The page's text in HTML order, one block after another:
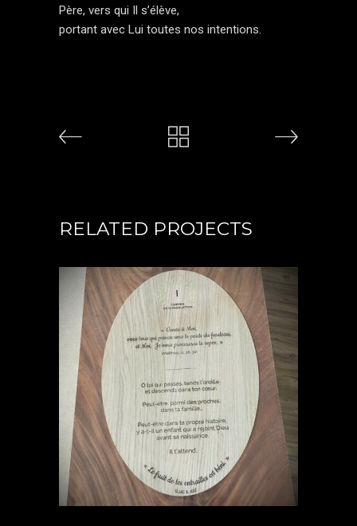
Père, vers qui Il s’élève,
portant avec Lui toutes nos intentions.
RELATED PROJECTS